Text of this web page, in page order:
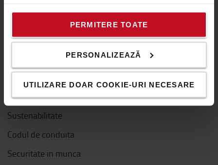
PERMITERE TOATE
PERSONALIZEAZĂ
UTILIZARE DOAR COOKIE-URI NECESARE
Termeni campanii de Marketing
Informatii despre Toyota Material Handling Romania
Sistemul de Productie Toyota (TPS)
Sustenabilitate
Codul de conduita
Securitate in munca